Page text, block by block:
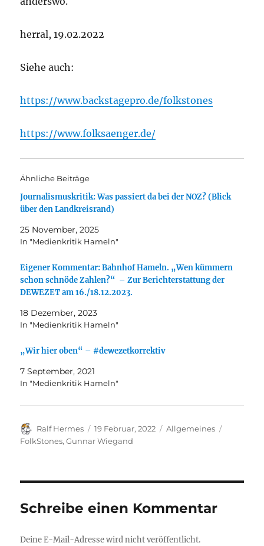
herral, 19.02.2022
Siehe auch:
https://www.backstagepro.de/folkstones
https://www.folksaenger.de/
Ähnliche Beiträge
Journalismuskritik: Was passiert da bei der NOZ? (Blick
über den Landkreisrand)
25 November, 2025
In "Medienkritik Hameln"
Eigener Kommentar: Bahnhof Hameln. „Wen kümmern
schon schnöde Zahlen?“ – Zur Berichterstattung der
DEWEZET am 16./18.12.2023.
18 Dezember, 2023
In "Medienkritik Hameln"
„Wir hier oben“ – #dewezetkorrektiv
7 September, 2021
In "Medienkritik Hameln"
Autor
Ralf Hermes
Veröffentlicht
am
19 Februar, 2022 Kategorien
Allgemeines
FolkStones,Gunnar Wiegand
Schreibe einen Kommentar
Deine E-Mail-Adresse wird nicht veröffentlicht.